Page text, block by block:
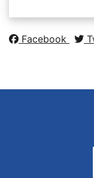
Facebook